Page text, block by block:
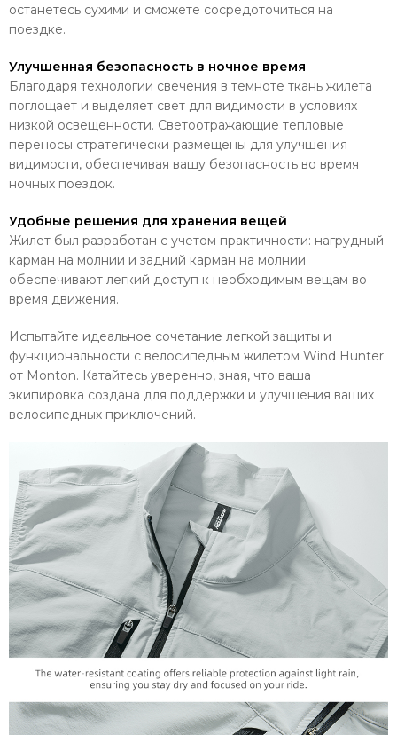
останетесь сухими и сможете сосредоточиться на
поездке.
Улучшенная безопасность в ночное время
Благодаря технологии свечения в темноте ткань жилета
поглощает и выделяет свет для видимости в условиях
низкой освещенности. Светоотражающие тепловые
переносы стратегически размещены для улучшения
видимости, обеспечивая вашу безопасность во время
ночных поездок.
Удобные решения для хранения вещей
Жилет был разработан с учетом практичности: нагрудный
карман на молнии и задний карман на молнии
обеспечивают легкий доступ к необходимым вещам во
время движения.
Испытайте идеальное сочетание легкой защиты и
функциональности с велосипедным жилетом Wind Hunter
от Monton. Катайтесь уверенно, зная, что ваша
экипировка создана для поддержки и улучшения ваших
велосипедных приключений.